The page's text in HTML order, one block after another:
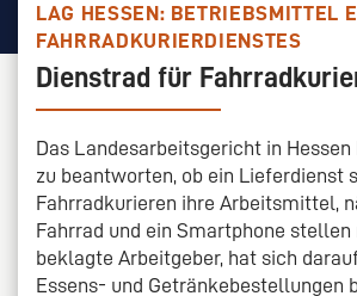
LAG HESSEN: BETRIEBSMITTEL
FAHRRADKURIERDIENSTES
Dienstrad für
Das Landesarbeitsgericht in Hessen
zu beantworten, ob ein Lieferdienst
Fahrradkurieren ihre Arbeitsmittel,
Fahrrad und ein Smartphone stellen
beklagte Arbeitgeber, hat sich
Essens- und Getränkebestellungen